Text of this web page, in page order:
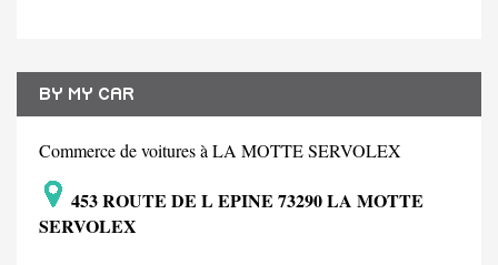
BY MY CAR
Commerce de voitures à LA MOTTE SERVOLEX
453 ROUTE DE L EPINE 73290 LA MOTTE
SERVOLEX